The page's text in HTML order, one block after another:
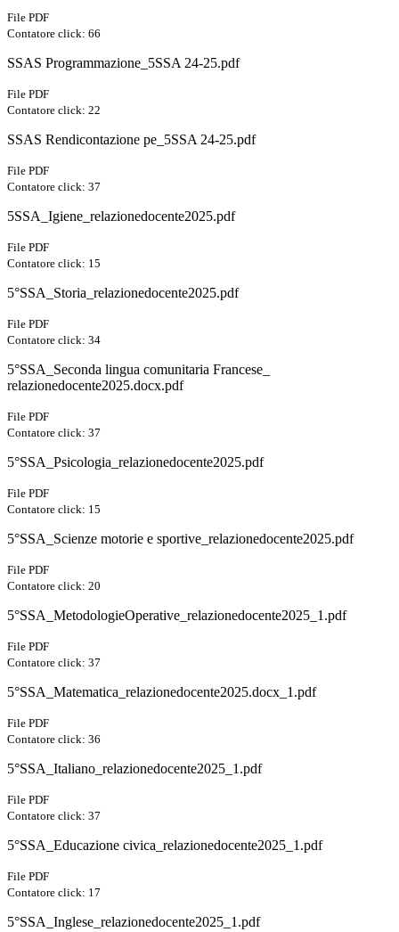
File PDF
Contatore click: 66
SSAS Programmazione_5SSA 24-25.pdf
File PDF
Contatore click: 22
SSAS Rendicontazione pe_5SSA 24-25.pdf
File PDF
Contatore click: 37
5SSA_Igiene_relazionedocente2025.pdf
File PDF
Contatore click: 15
5°SSA_Storia_relazionedocente2025.pdf
File PDF
Contatore click: 34
5°SSA_Seconda lingua comunitaria Francese_
relazionedocente2025.docx.pdf
File PDF
Contatore click: 37
5°SSA_Psicologia_relazionedocente2025.pdf
File PDF
Contatore click: 15
5°SSA_Scienze motorie e sportive_relazionedocente2025.pdf
File PDF
Contatore click: 20
5°SSA_MetodologieOperative_relazionedocente2025_1.pdf
File PDF
Contatore click: 37
5°SSA_Matematica_relazionedocente2025.docx_1.pdf
File PDF
Contatore click: 36
5°SSA_Italiano_relazionedocente2025_1.pdf
File PDF
Contatore click: 37
5°SSA_Educazione civica_relazionedocente2025_1.pdf
File PDF
Contatore click: 17
5°SSA_Inglese_relazionedocente2025_1.pdf